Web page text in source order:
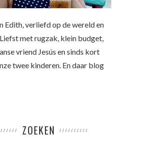
Edith, verliefd op de wereld en
met rugzak, klein budget,
vriend Jesús en sinds kort
twee kinderen. En daar blog
ZOEKEN